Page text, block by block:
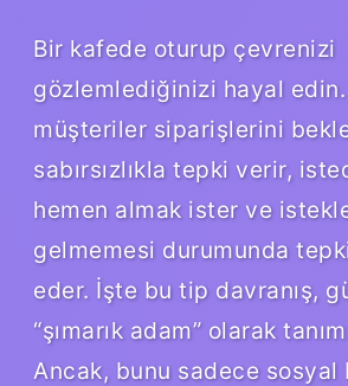
Bir kafede oturup çevrenizi
gözlemlediğinizi hayal edin.
müşteriler siparişlerini
sabırsızlıkla tepki verir,
hemen almak ister ve
gelmemesi durumunda
eder. İşte bu tip davranış,
“şımarık adam” olarak
Ancak, bunu sadece sosyal